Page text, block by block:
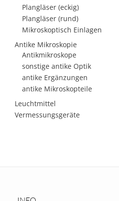
Plangläser (eckig)
Plangläser (rund)
Mikroskoptisch Einlagen
Antike Mikroskopie
Antikmikroskope
sonstige antike Optik
antike Ergänzungen
antike Mikroskopteile
Leuchtmittel
Vermessungsgeräte